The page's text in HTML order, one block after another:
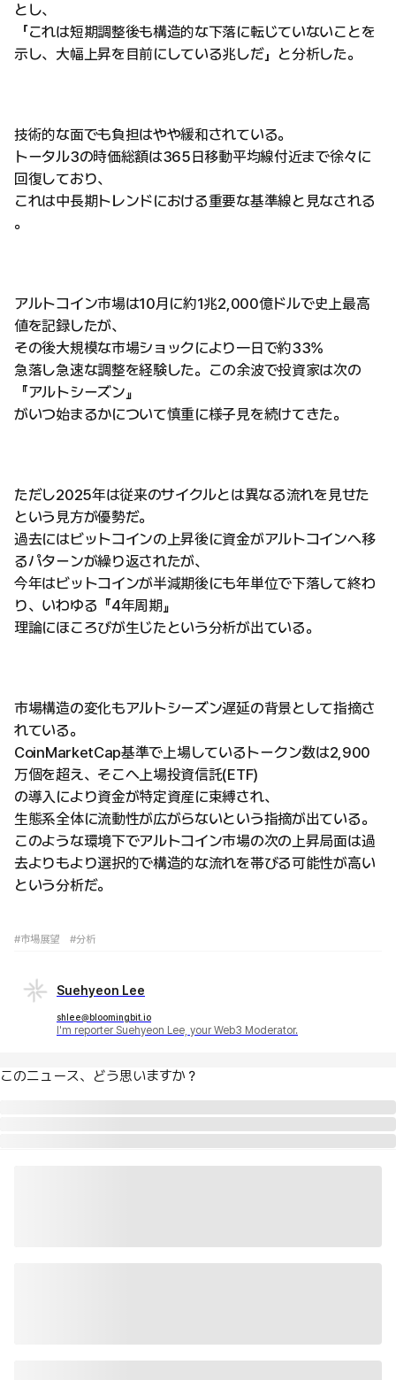
とし、
「これは短期調整後も構造的な下落に転じていないことを
示し、大幅上昇を目前にしている兆しだ」と分析した。
技術的な面でも負担はやや緩和されている。
トータル3の時価総額は365日移動平均線付近まで徐々に
回復しており、
これは中長期トレンドにおける重要な基準線と見なされる
。
アルトコイン市場は10月に約1兆2,000億ドルで史上最高
値を記録したが、
その後大規模な市場ショックにより一日で約33%
急落し急速な調整を経験した。この余波で投資家は次の
『アルトシーズン』
がいつ始まるかについて慎重に様子見を続けてきた。
ただし2025年は従来のサイクルとは異なる流れを見せた
という見方が優勢だ。
過去にはビットコインの上昇後に資金がアルトコインへ移
るパターンが繰り返されたが、
今年はビットコインが半減期後にも年単位で下落して終わ
り、いわゆる『4年周期』
理論にほころびが生じたという分析が出ている。
市場構造の変化もアルトシーズン遅延の背景として指摘さ
れている。
CoinMarketCap基準で上場しているトークン数は2,900
万個を超え、そこへ上場投資信託(ETF)
の導入により資金が特定資産に束縛され、
生態系全体に流動性が広がらないという指摘が出ている。
このような環境下でアルトコイン市場の次の上昇局面は過
去よりもより選択的で構造的な流れを帯びる可能性が高い
という分析だ。
#市場展望 #分析
Suehyeon Lee
shlee@bloomingbit.io
I'm reporter Suehyeon Lee, your Web3 Moderator.
このニュース、どう思いますか？